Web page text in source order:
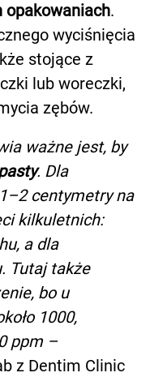
opakowaniach.
wyciśnięcia
stojące z
lub woreczki,
zębów.
ważne jest, by
. Dla
centymetry na
kilkuletnich:
a dla
Tutaj także
bo u
1000,
ppm –
z Dentim Clinic